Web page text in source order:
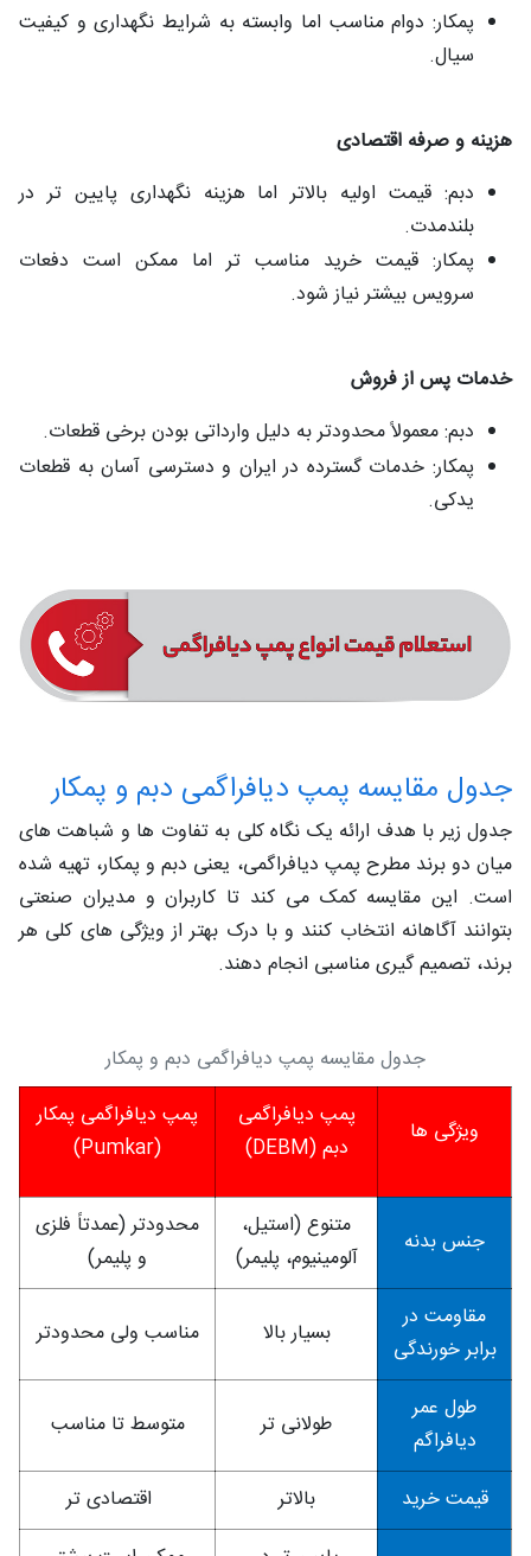
پمکار: دوام مناسب اما وابسته به شرایط نگهداری و کیفیت
سیال.
هزینه و صرفه اقتصادی
دبم: قیمت اولیه بالاتر اما هزینه نگهداری پایین‌ تر در
بلندمدت.
پمکار: قیمت خرید مناسب‌ تر اما ممکن است دفعات
سرویس بیشتر نیاز شود.
خدمات پس از فروش
دبم: معمولاً محدودتر به دلیل وارداتی بودن برخی قطعات.
پمکار: خدمات گسترده در ایران و دسترسی آسان به قطعات
یدکی.
جدول مقایسه پمپ دیافراگمی دبم و پمکار
جدول زیر با هدف ارائه یک نگاه کلی به تفاوت‌ ها و شباهت‌ های
میان دو برند مطرح پمپ دیافراگمی، یعنی دبم و پمکار، تهیه شده
است. این مقایسه کمک می‌ کند تا کاربران و مدیران صنعتی
بتوانند آگاهانه انتخاب کنند و با درک بهتر از ویژگی‌ های کلی هر
برند، تصمیم‌ گیری مناسبی انجام دهند.
جدول مقایسه پمپ دیافراگمی دبم و پمکار
ویژگی‌ ها
پمپ دیافراگمی
دبم (DEBM)
پمپ دیافراگمی پمکار
(Pumkar)
جنس بدنه
متنوع (استیل،
آلومینیوم، پلیمر)
محدودتر (عمدتاً فلزی
و پلیمر)
مقاومت در
برابر خورندگی
بسیار بالا مناسب ولی محدودتر
طول عمر
دیافراگم
طولانی‌ تر متوسط تا مناسب
قیمت خرید بالاتر
اقتصادی‌ تر